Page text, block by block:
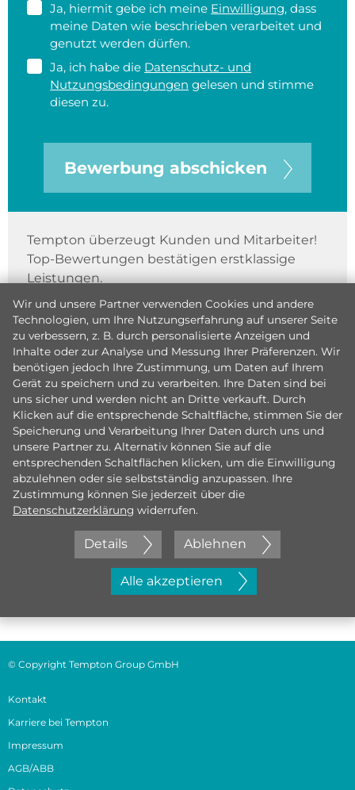
Ja, hiermit gebe ich meine Einwilligung, dass
meine Daten wie beschrieben verarbeitet und
genutzt werden dürfen.
Ja, ich habe die Datenschutz- und
Nutzungsbedingungen gelesen und stimme
diesen zu.
Bewerbung abschicken
Tempton überzeugt Kunden und Mitarbeiter!
Top-Bewertungen bestätigen erstklassige
Leistungen.
Jetzt initiativ bewerben
Wir und unsere Partner verwenden Cookies und andere
Technologien, um Ihre Nutzungserfahrung auf unserer Seite
zu verbessern, z. B. durch personalisierte Anzeigen und
Inhalte oder zur Analyse und Messung Ihrer Präferenzen. Wir
benötigen jedoch Ihre Zustimmung, um Daten auf Ihrem
Gerät zu speichern und zu verarbeiten. Ihre Daten sind bei
uns sicher und werden nicht an Dritte verkauft. Durch
Klicken auf die entsprechende Schaltfläche, stimmen Sie der
Speicherung und Verarbeitung Ihrer Daten durch uns und
unsere Partner zu. Alternativ können Sie auf die
entsprechenden Schaltflächen klicken, um die Einwilligung
abzulehnen oder sie selbstständig anzupassen. Ihre
Zustimmung können Sie jederzeit über die
Datenschutzerklärung widerrufen.
Details Ablehnen
Alle akzeptieren
© Copyright Tempton Group GmbH
Kontakt
Karriere bei Tempton
Impressum
AGB/ABB